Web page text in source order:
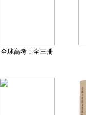
全球高考：全三册